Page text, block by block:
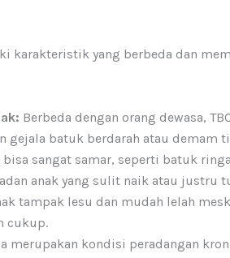
karakteristik yang berbeda dan
Berbeda dengan orang dewasa,
gejala batuk berdarah atau demam
bisa sangat samar, seperti batuk
anak yang sulit naik atau justru
tampak lesu dan mudah lelah
cukup.
merupakan kondisi peradangan